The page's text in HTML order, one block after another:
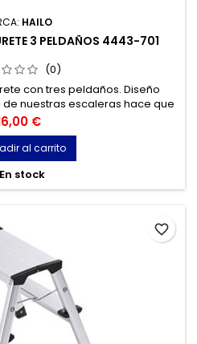
HAILO
3 PELDAÑOS 4443-701
(0)
con tres peldaños. Diseño
nuestras escaleras hace que
ancho para almacenamiento.
que se puede poner en el
en la esquina.
€
al carrito
En stock
favorite_border